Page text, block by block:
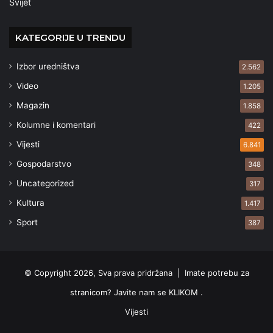
Svijet
KATEGORIJE U TRENDU
Izbor uredništva 2.562
Video 1.205
Magazin 1.858
Kolumne i komentari 422
Vijesti 6.841
Gospodarstvo 348
Uncategorized 317
Kultura 1.417
Sport 387
© Copyright 2026, Sva prava pridržana | Imate potrebu za
stranicom? Javite nam se KLIKOM .
Vijesti